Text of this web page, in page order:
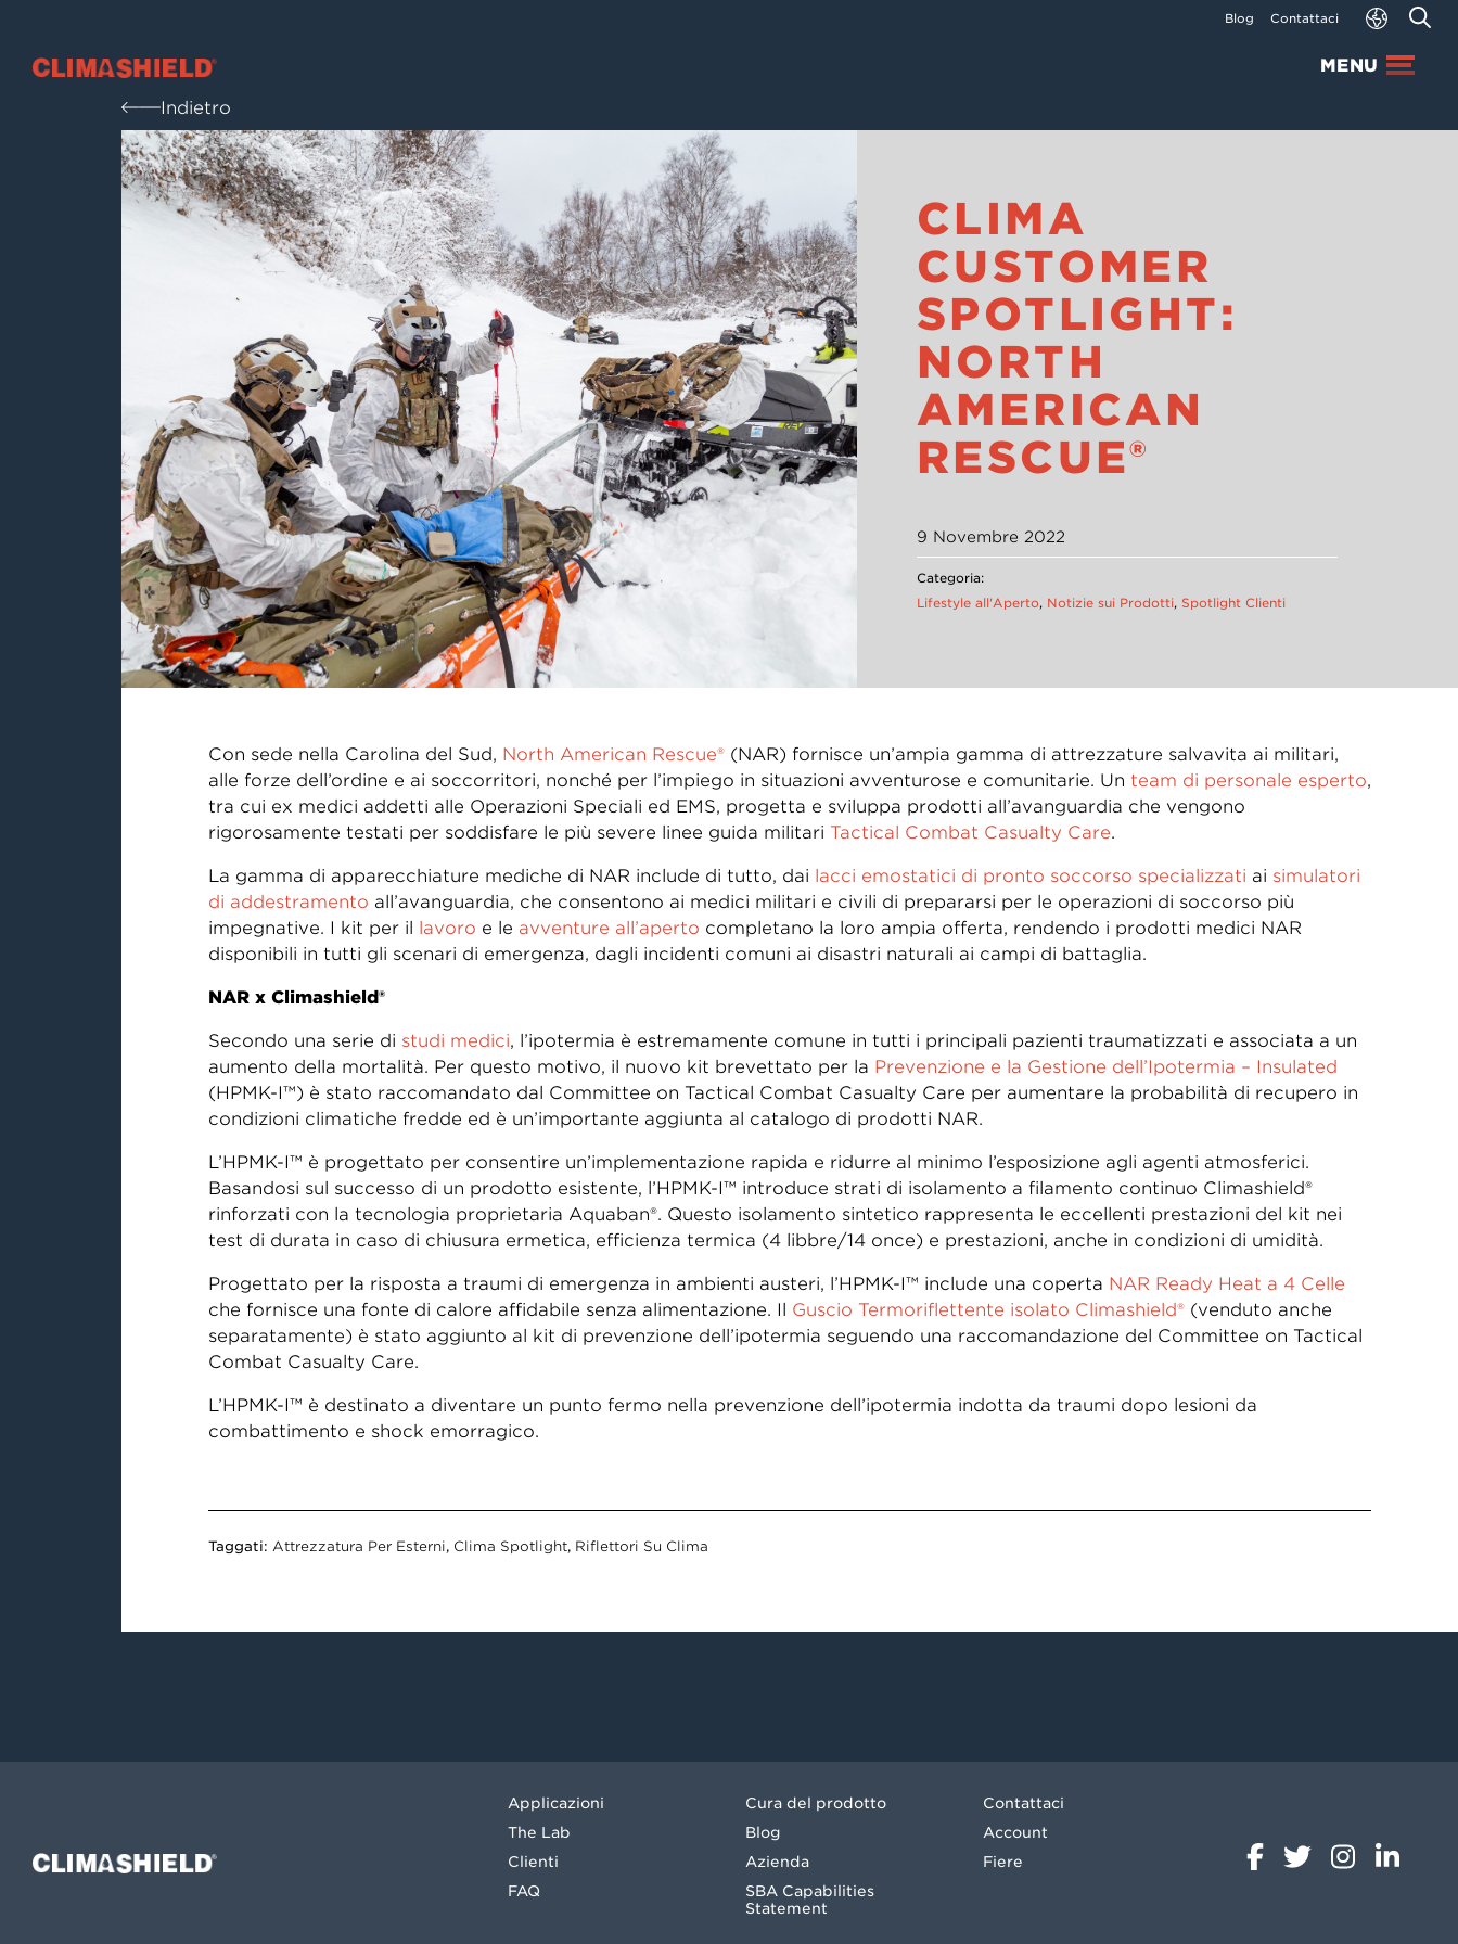
Blog Contattaci
Climashield® MENU
Indietro
CLIMA
CUSTOMER
SPOTLIGHT:
NORTH
AMERICAN
RESCUE®
9 Novembre 2022
Categoria:
Lifestyle all'Aperto, Notizie sui Prodotti, Spotlight Clienti
Con sede nella Carolina del Sud, North American Rescue®(NAR) fornisce un’ampia gamma di attrezzature salvavita ai militari,
alle forze dell’ordine e ai soccorritori, nonché per l’impiego in situazioni avventurose e comunitarie. Un team di personale esperto,
tra cui ex medici addetti alle Operazioni Speciali ed EMS, progetta e sviluppa prodotti all’avanguardia che vengono
rigorosamente testati per soddisfare le più severe linee guida militari Tactical Combat Casualty Care.
La gamma di apparecchiature mediche di NAR include di tutto, dai lacci emostatici di pronto soccorso specializzati ai simulatori
di addestramento all’avanguardia, che consentono ai medici militari e civili di prepararsi per le operazioni di soccorso più
impegnative. I kit per il lavoro e le avventure all’aperto completano la loro ampia offerta, rendendo i prodotti medici NAR
disponibili in tutti gli scenari di emergenza, dagli incidenti comuni ai disastri naturali ai campi di battaglia.
NAR x Climashield®
Secondo una serie di studi medici, l’ipotermia è estremamente comune in tutti i principali pazienti traumatizzati e associata a un
aumento della mortalità. Per questo motivo, il nuovo kit brevettato per la Prevenzione e la Gestione dell’Ipotermia – Insulated
(HPMK-I™) è stato raccomandato dal Committee on Tactical Combat Casualty Care per aumentare la probabilità di recupero in
condizioni climatiche fredde ed è un’importante aggiunta al catalogo di prodotti NAR.
L’HPMK-I™ è progettato per consentire un’implementazione rapida e ridurre al minimo l’esposizione agli agenti atmosferici.
Basandosi sul successo di un prodotto esistente, l’HPMK-I™ introduce strati di isolamento a filamento continuo Climashield®
rinforzati con la tecnologia proprietaria Aquaban®. Questo isolamento sintetico rappresenta le eccellenti prestazioni del kit nei
test di durata in caso di chiusura ermetica, efficienza termica (4 libbre/14 once) e prestazioni, anche in condizioni di umidità.
Progettato per la risposta a traumi di emergenza in ambienti austeri, l’HPMK-I™ include una coperta NAR Ready Heat a 4 Celle
che fornisce una fonte di calore affidabile senza alimentazione. Il Guscio Termoriflettente isolato Climashield®(venduto anche
separatamente) è stato aggiunto al kit di prevenzione dell’ipotermia seguendo una raccomandazione del Committee on Tactical
Combat Casualty Care.
L’HPMK-I™ è destinato a diventare un punto fermo nella prevenzione dell’ipotermia indotta da traumi dopo lesioni da
combattimento e shock emorragico.
Taggati: Attrezzatura Per Esterni, Clima Spotlight, Riflettori Su Clima
Climashield®
Applicazioni
The Lab
Clienti
FAQ
Cura del prodotto
Blog
Azienda
SBA Capabilities
Statement
Contattaci
Account
Fiere